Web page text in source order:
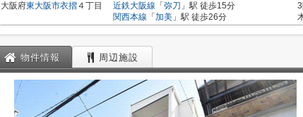
大阪府東大阪市衣摺４丁目
近鉄大阪線 「 弥刀 」駅 徒歩15分
関西本線 「 加美 」駅 徒歩26分
物件情報 周辺施設